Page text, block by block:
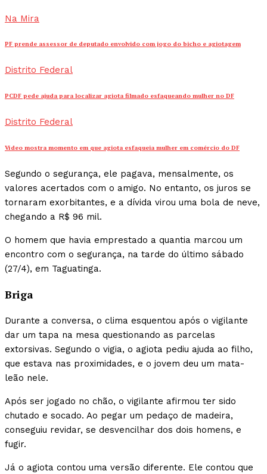
Na Mira
PF prende assessor de deputado envolvido com jogo do bicho e agiotagem
Distrito Federal
PCDF pede ajuda para localizar agiota filmado esfaqueando mulher no DF
Distrito Federal
Vídeo mostra momento em que agiota esfaqueia mulher em comércio do DF
Segundo o segurança, ele pagava, mensalmente, os
valores acertados com o amigo. No entanto, os juros se
tornaram exorbitantes, e a dívida virou uma bola de neve,
chegando a R$ 96 mil.
O homem que havia emprestado a quantia marcou um
encontro com o segurança, na tarde do último sábado
(27/4), em Taguatinga.
Briga
Durante a conversa, o clima esquentou após o vigilante
dar um tapa na mesa questionando as parcelas
extorsivas. Segundo o vigia, o agiota pediu ajuda ao filho,
que estava nas proximidades, e o jovem deu um mata-
leão nele.
Após ser jogado no chão, o vigilante afirmou ter sido
chutado e socado. Ao pegar um pedaço de madeira,
conseguiu revidar, se desvencilhar dos dois homens, e
fugir.
Já o agiota contou uma versão diferente. Ele contou que